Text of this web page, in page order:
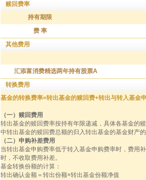
赎回费率
持有期限
费 率
其他费用
汇添富消费精选两年持有股票A
转换费用
基金的转换费率=转出基金的赎回费+转出与转入基金
（一）赎回费用
转出基金的赎回费率按持有年限递减，具体各基金的
中转出基金的赎回费总额的归入转出基金的基金财产
（二）申购补差费用
当转出基金申购费率低于转入基金申购费率时，费用
时，不收取费用补差。
基金转换份额的计算：
转出确认金额＝转出份额×转出基金份额净值